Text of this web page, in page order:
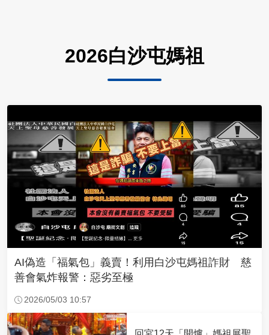
2026白沙屯媽祖
AI偽造「福氣包」義賣！利用白沙屯媽祖詐財 慈
善會氣炸報警：惡劣至極
2026/05/03 10:57